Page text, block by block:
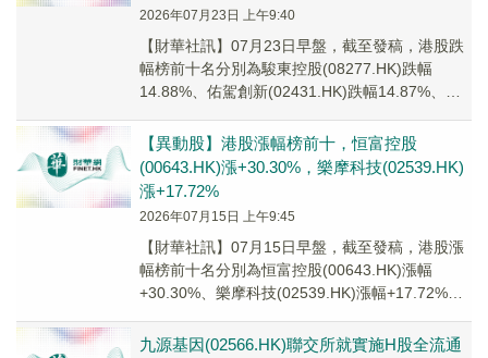
2026年07月23日 上午9:40
【財華社訊】07月23日早盤，截至發稿，港股跌
幅榜前十名分別為駿東控股(08277.HK)跌幅
14.88%、佑駕創新(02431.HK)跌幅14.87%、
【異動股】港股漲幅榜前十，恒富控股
(00643.HK)漲+30.30%，樂摩科技(02539.HK)
漲+17.72%
2026年07月15日 上午9:45
【財華社訊】07月15日早盤，截至發稿，港股漲
幅榜前十名分別為恒富控股(00643.HK)漲幅
+30.30%、樂摩科技(02539.HK)漲幅+17.72%、
九源基因(02566.HK)聯交所就實施H股全流通